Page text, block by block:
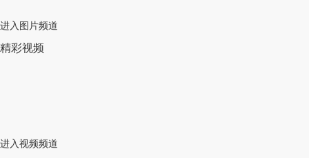
进入图片频道
精彩视频
进入视频频道